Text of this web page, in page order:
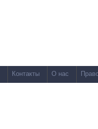
Контакты О нас